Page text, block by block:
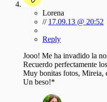
Lorena
// 17.09.13 @ 20:52
Reply
Jooo! Me ha invadido la
Recuerdo perfectamente
Muy bonitas fotos, Mireia,
Un beso!*